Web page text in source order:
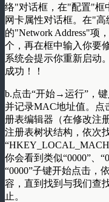
络"对话框，在"配置"框
网卡属性对话框。在"
的"Network Address"项
个，再在框中输入你要
系统会提示你重新启动
成功！！
b.点击“开始→运行”，键
并记录MAC地址值。点
册表编辑器（在修改注
注册表树状结构，依次
你会看到类似“0000”、
“0000”子键开始点击，
容，直到找到与我们查
止。